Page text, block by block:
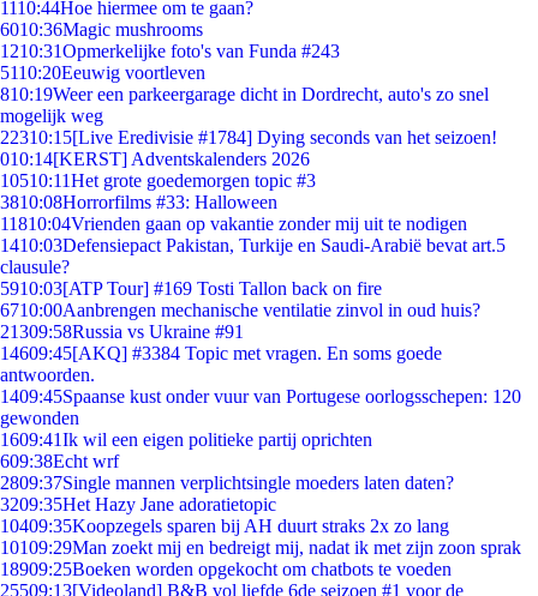
1110:44Hoe hiermee om te gaan?
6010:36Magic mushrooms
1210:31Opmerkelijke foto's van Funda #243
5110:20Eeuwig voortleven
810:19Weer een parkeergarage dicht in Dordrecht, auto's zo snel
mogelijk weg
22310:15[Live Eredivisie #1784] Dying seconds van het seizoen!
010:14[KERST] Adventskalenders 2026
10510:11Het grote goedemorgen topic #3
3810:08Horrorfilms #33: Halloween
11810:04Vrienden gaan op vakantie zonder mij uit te nodigen
1410:03Defensiepact Pakistan, Turkije en Saudi-Arabië bevat art.5
clausule?
5910:03[ATP Tour] #169 Tosti Tallon back on fire
6710:00Aanbrengen mechanische ventilatie zinvol in oud huis?
21309:58Russia vs Ukraine #91
14609:45[AKQ] #3384 Topic met vragen. En soms goede
antwoorden.
1409:45Spaanse kust onder vuur van Portugese oorlogsschepen: 120
gewonden
1609:41Ik wil een eigen politieke partij oprichten
609:38Echt wrf
2809:37Single mannen verplichtsingle moeders laten daten?
3209:35Het Hazy Jane adoratietopic
10409:35Koopzegels sparen bij AH duurt straks 2x zo lang
10109:29Man zoekt mij en bedreigt mij, nadat ik met zijn zoon sprak
18909:25Boeken worden opgekocht om chatbots te voeden
25509:13[Videoland] B&B vol liefde 6de seizoen #1 voor de